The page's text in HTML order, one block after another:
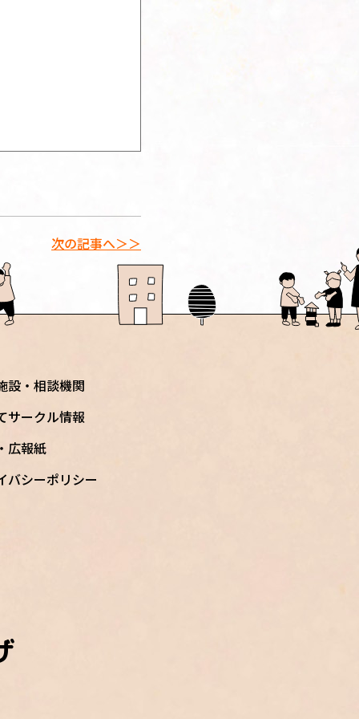
次の記事へ＞＞
設・相談機関
サークル情報
広報紙
バシーポリシー